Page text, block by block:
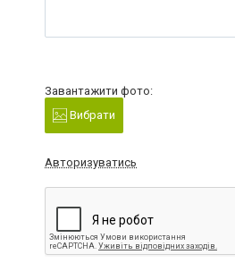
Завантажити фото:
Вибрати
Авторизуватись